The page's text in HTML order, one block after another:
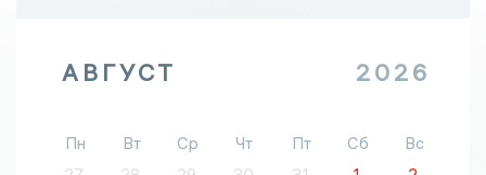
АВГУСТ 2026
Пн Вт Ср Чт Пт Сб
Вс